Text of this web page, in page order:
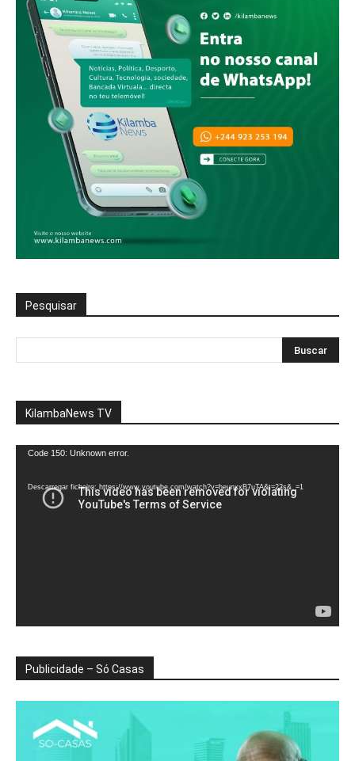
Pesquisar
KilambaNews TV
Reprodutor
vídeo
Code 150: Unknown error.
Descarregar ficheiro: https://www.youtube.com/watch?v=heunxxB7uTA&t=22s&_=1
Publicidade – Só Casas